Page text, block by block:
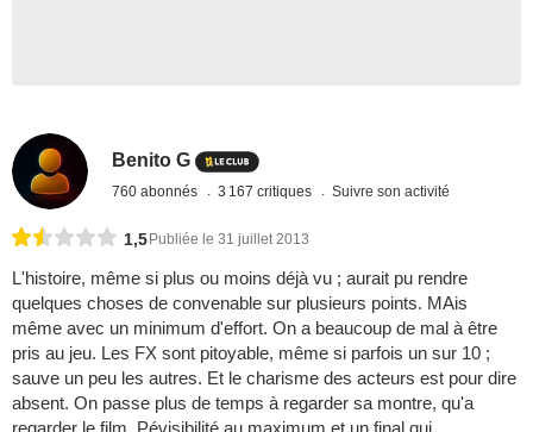
Benito G
760 abonnés 3 167 critiques Suivre son activité
1,5 Publiée le 31 juillet 2013
L'histoire, même si plus ou moins déjà vu ; aurait pu rendre
quelques choses de convenable sur plusieurs points. MAis
même avec un minimum d'effort. On a beaucoup de mal à être
pris au jeu. Les FX sont pitoyable, même si parfois un sur 10 ;
sauve un peu les autres. Et le charisme des acteurs est pour dire
absent. On passe plus de temps à regarder sa montre, qu'a